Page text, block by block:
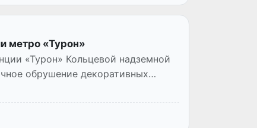
метро «Турон»
«Турон» Кольцевой надземной
обрушение декоративных